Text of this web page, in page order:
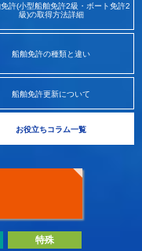
許(小型船舶免許2級・ボート免許2
級)の取得方法詳細
船舶免許の種類と違い
船舶免許更新について
お役立ちコラム一覧
特殊